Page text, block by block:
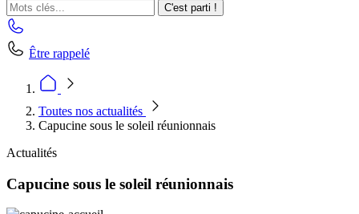
C'est parti !
Être rappelé
Toutes nos actualités
Capucine sous le soleil réunionnais
Actualités
Capucine sous le soleil réunionnais